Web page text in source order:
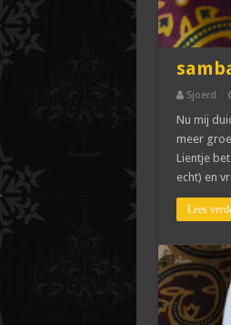
Sjoerd
Nu mij
meer
Lientje
echt) en
Lees